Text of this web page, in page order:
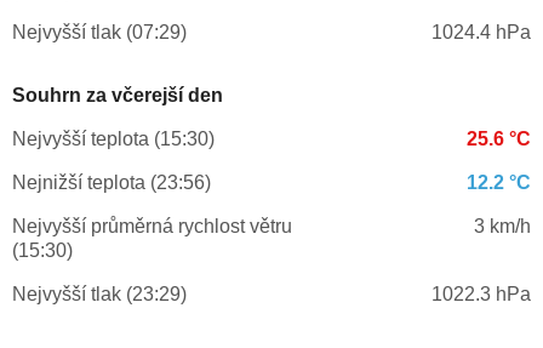
Nejvyšší tlak (07:29) 1024.4 hPa
Souhrn za včerejší den
Nejvyšší teplota (15:30) 25.6 °C
Nejnižší teplota (23:56) 12.2 °C
Nejvyšší průměrná rychlost větru
(15:30)
3 km/h
Nejvyšší tlak (23:29) 1022.3 hPa